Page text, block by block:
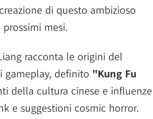
di questo ambizioso
mesi.
racconta le origini del
definito "Kung Fu
della cultura cinese e influenze
e suggestioni cosmic horror.